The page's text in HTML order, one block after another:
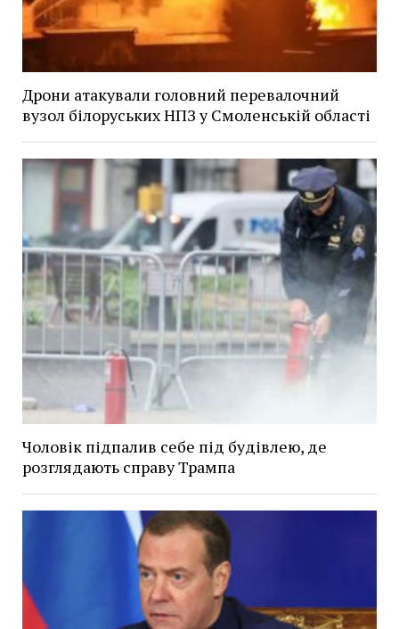
Дрони атакували головний перевалочний
вузол білоруських НПЗ у Смоленській області
Чоловік підпалив себе під будівлею, де
розглядають справу Трампа